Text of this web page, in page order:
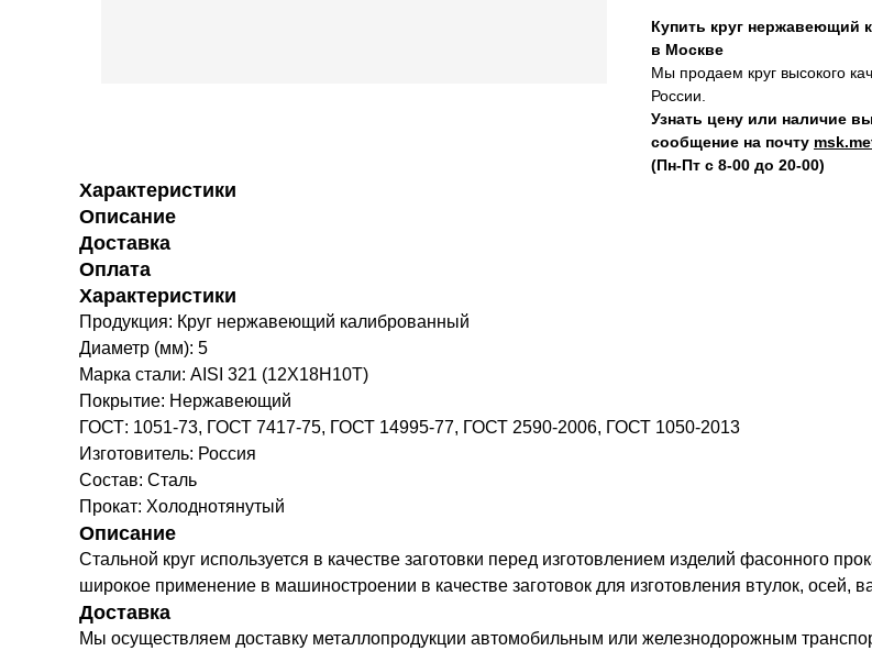
Купить круг нержавеющий
в Москве
Мы продаем круг высокого
России.
Узнать цену или наличие
сообщение на почту
(Пн-Пт с 8-00 до 20-00)
Характеристики
Описание
Доставка
Оплата
Характеристики
Продукция: Круг нержавеющий калиброванный
Диаметр (мм): 5
Марка стали: AISI 321 (12Х18Н10Т)
Покрытие: Нержавеющий
ГОСТ: 1051-73, ГОСТ 7417-75, ГОСТ 14995-77, ГОСТ 2590-2006, ГОСТ 1050-2013
Изготовитель: Россия
Состав: Сталь
Прокат: Холоднотянутый
Описание
Стальной круг используется в качестве заготовки перед изготовлением изделий фасонного
широкое применение в машиностроении в качестве заготовок для изготовления втулок, осей,
Доставка
Мы осуществляем доставку металлопродукции автомобильным или железнодорожным